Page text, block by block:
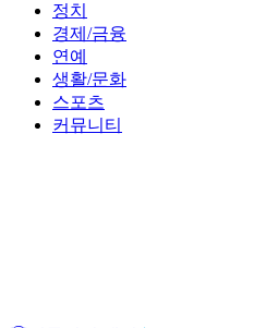
정치
경제/금융
연예
생활/문화
스포츠
커뮤니티